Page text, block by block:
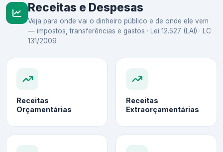
Receitas e Despesas
Veja para onde vai o dinheiro público e de onde ele vem
— impostos, transferências e gastos · Lei 12.527 (LAI) · LC
131/2009
Receitas
Orçamentárias
Receitas
Extraorçamentárias